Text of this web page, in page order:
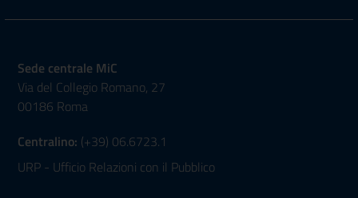
Sede centrale MiC
Via del Collegio Romano, 27
00186 Roma
Centralino: (+39) 06.6723.1
URP - Ufficio Relazioni con il Pubblico